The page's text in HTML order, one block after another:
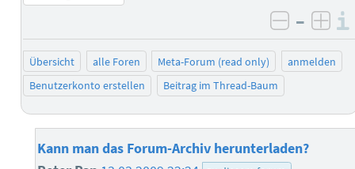
negativ
–
Übersicht alle Foren Meta-Forum (read only)
anmelden
Benutzerkonto erstellen
Beitrag im Thread-Baum
Kann man das Forum-Archiv herunterladen?